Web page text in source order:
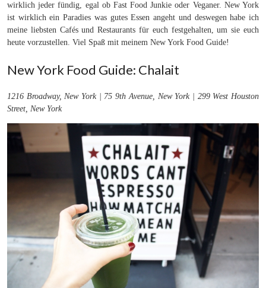
wirklich jeder fündig, egal ob Fast Food Junkie oder Veganer. New York
ist wirklich ein Paradies was gutes Essen angeht und deswegen habe ich
meine liebsten Cafés und Restaurants für euch festgehalten, um sie euch
heute vorzustellen. Viel Spaß mit meinem New York Food Guide!
New York Food Guide: Chalait
1216 Broadway, New York | 75 9th Avenue, New York | 299 West Houston
Street, New York